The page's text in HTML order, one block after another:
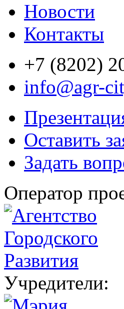
Новости
Контакты
+7 (8202)
info@agr-
Оставить
Задать
Оператор
Учредители: